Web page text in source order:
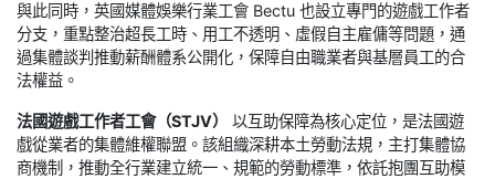
與此同時，英國媒體娛樂行業工會 Bectu 也設立專門的遊戲工作者
分支，重點整治超長工時、用工不透明、虛假自主雇傭等問題，通
過集體談判推動薪酬體系公開化，保障自由職業者與基層員工的合
法權益。
法國遊戲工作者工會（STJV）
以互助保障為核心定位，是法國遊
戲從業者的集體維權聯盟。該組織深耕本土勞動法規，主打集體協
商機制，推動全行業建立統一、規範的勞動標準，依託抱團互助模